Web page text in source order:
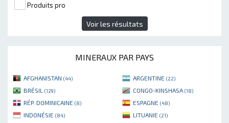
Produits pro
Voir les résultats
MINERAUX PAR PAYS
AFGHANISTAN (44) ARGENTINE (22)
BRÉSIL (129) CONGO-KINSHASA (18)
RÉP. DOMINICAINE (8) ESPAGNE (48)
INDONÉSIE (84) LITUANIE (21)